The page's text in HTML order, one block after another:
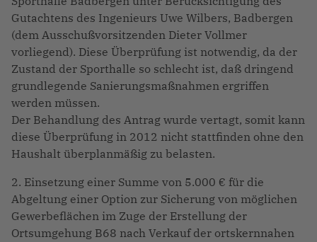
Gutachtens des Ingenieurs Uwe Wilbers, Badbergen
(dem Ausschußvorsitzenden Dieter Vollmer
vorliegend). Diese Überprüfung ist notwendig, da der
Zustand der Sporthalle so schlecht ist, daß dringend
grundlegende Sanierungsmaßnahmen ergriffen
werden müssen.
Der Behandlung des Antrag wurde vertagt, somit kann
diese Überprüfung in 2012 nicht stattfinden ohne den
Haushalt überplanmäßig zu belasten.
2. Einsetzung einer Summe von 5.000 € für die
Abgeltung einer Option zur Sicherung von möglichen
Gewerbeflächen im Zuge der Erstellung der
Ortsumgehung B68 nach Verkauf der ortskernnahen